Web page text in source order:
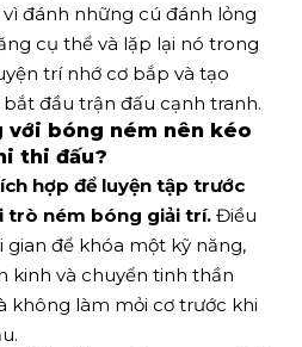
vì đánh những cú đánh lỏng
cụ thể và lặp lại nó trong
trí nhớ cơ bắp và tạo
đầu trận đấu cạnh tranh.
với bóng ném nên kéo
thi đấu?
hợp để luyện tập trước
trò ném bóng giải trí. Điều
để khóa một kỹ năng,
kinh và chuyển tinh thần
không làm mỏi cơ trước khi